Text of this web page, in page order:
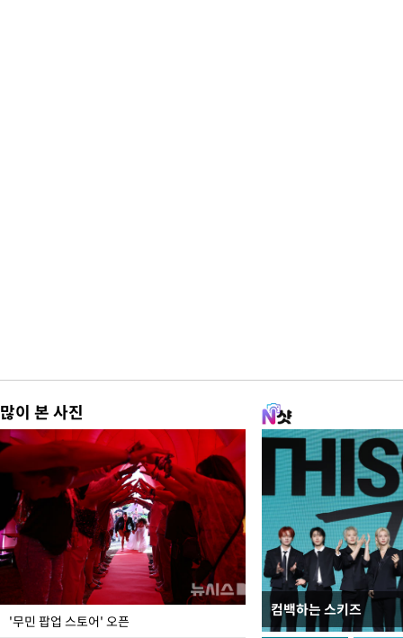
많이 본 사진
'무민 팝업 스토어' 오픈
컴백하는 스키즈
지석천 뒤덮은 개구리